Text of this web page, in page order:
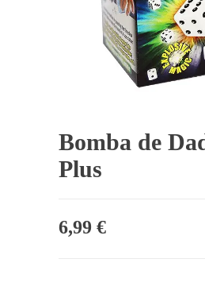
Bomba de
Plus
6,99 €